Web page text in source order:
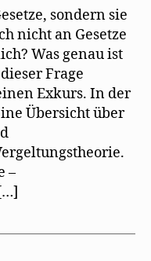
sondern sie
nicht an Gesetze
Was genau ist
Frage
Exkurs. In der
Übersicht über
–